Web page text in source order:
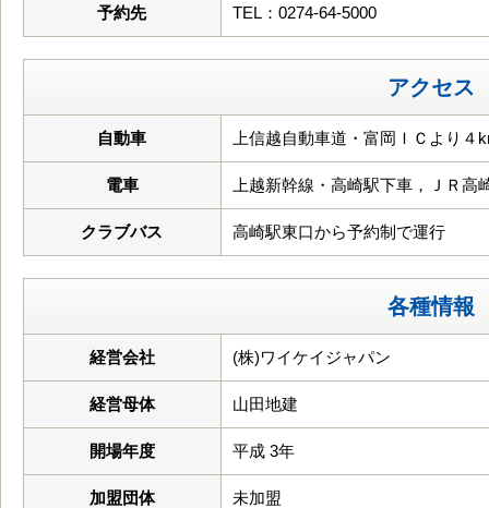
予約先 TEL：0274-64-5000
アクセス
自動車 上信越自動車道・富岡ＩＣより４
電車 上越新幹線・高崎駅下車，ＪＲ高
クラブバス 高崎駅東口から予約制で運行
各種情報
経営会社 (株)ワイケイジャパン
経営母体 山田地建
開場年度 平成 3年
加盟団体 未加盟